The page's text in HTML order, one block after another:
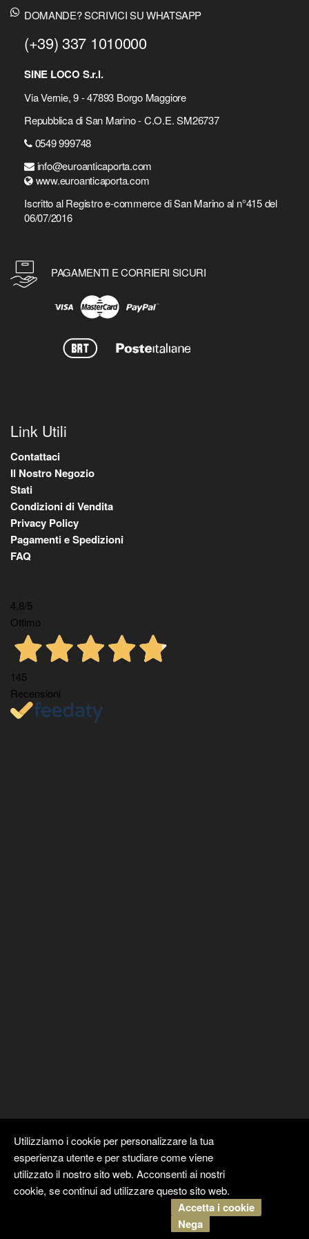
DOMANDE? SCRIVICI SU WHATSAPP
(+39) 337 1010000
SINE LOCO S.r.l.
Via Vernie, 9 - 47893 Borgo Maggiore
Repubblica di San Marino - C.O.E. SM26737
0549 999748
info@euroanticaporta.com
www.euroanticaporta.com
Iscritto al Registro e-commerce di San Marino al n°415 del
06/07/2016
PAGAMENTI E CORRIERI SICURI
Link Utili
Contattaci
Il Nostro Negozio
Stati
Condizioni di Vendita
Privacy Policy
Pagamenti e Spedizioni
FAQ
4,8/5
Ottimo
145
Recensioni
Kyuubi Cloud Solutionby STUDIO99. Tutti i diritti
Utilizziamo i cookie per personalizzare la tua
esperienza utente e per studiare come viene
utilizzato il nostro sito web. Acconsenti ai nostri
cookie, se continui ad utilizzare questo sito web.
Accetta i cookie
Nega